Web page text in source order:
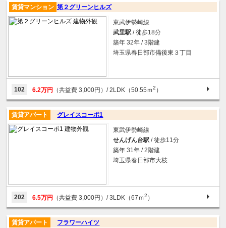
第２グリーンヒルズ
賃貸マンション
東武伊勢崎線
武里駅 / 徒歩18分
築年 32年 / 3階建
埼玉県春日部市備後東３丁目
102 6.2万円 （共益費 3,000円）/ 2LDK（50.55ｍ2 ）
グレイスコーポ1
賃貸アパート
東武伊勢崎線
せんげん台駅 / 徒歩11分
築年 31年 / 2階建
埼玉県春日部市大枝
202 6.5万円 （共益費 3,000円）/ 3LDK（67ｍ2 ）
フラワーハイツ
賃貸アパート